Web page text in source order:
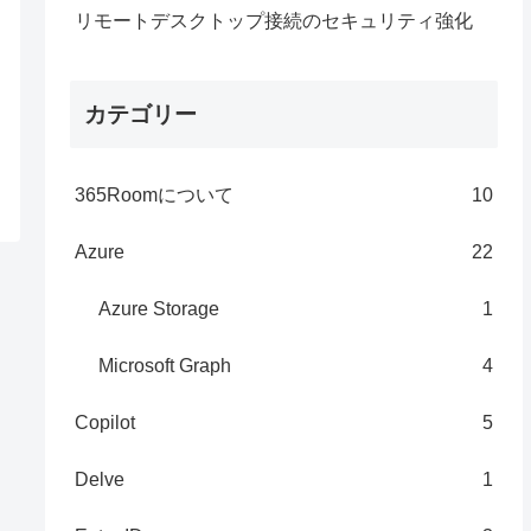
リモートデスクトップ接続のセキュリティ強化
カテゴリー
365Roomについて 10
Azure 22
Azure Storage 1
Microsoft Graph 4
Copilot 5
Delve 1